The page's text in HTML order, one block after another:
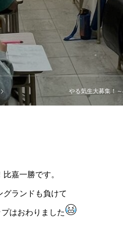
やる気生大募集！～小学
嘉一勝です。
グランドも負けて
はおわりました